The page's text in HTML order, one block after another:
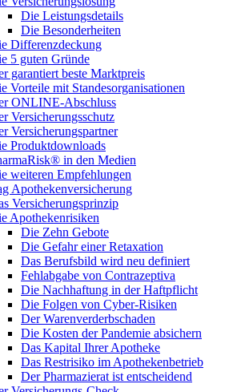
Die Leistungsdetails
Die Besonderheiten
Differenzdeckung
5 guten Gründe
garantiert beste Marktpreis
Vorteile mit Standesorganisationen
ONLINE-Abschluss
Versicherungsschutz
Versicherungspartner
Produktdownloads
in den Medien
weiteren Empfehlungen
Apothekenversicherung
Versicherungsprinzip
Apothekenrisiken
Die Zehn Gebote
Die Gefahr einer Retaxation
Das Berufsbild wird neu definiert
Fehlabgabe von Contrazeptiva
Die Nachhaftung in der Haftpflicht
Die Folgen von Cyber-Risiken
Der Warenverderbschaden
Die Kosten der Pandemie absichern
Das Kapital Ihrer Apotheke
Das Restrisiko im Apothekenbetrieb
Der Pharmazierat ist entscheidend